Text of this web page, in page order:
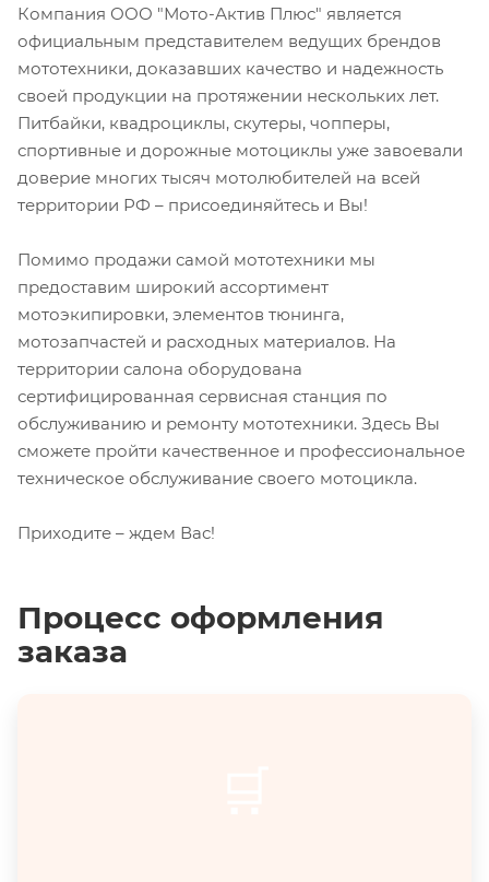
Компания ООО "Мото-Актив Плюс" является
официальным представителем ведущих брендов
мототехники, доказавших качество и надежность
своей продукции на протяжении нескольких лет.
Питбайки, квадроциклы, скутеры, чопперы,
спортивные и дорожные мотоциклы уже завоевали
доверие многих тысяч мотолюбителей на всей
территории РФ – присоединяйтесь и Вы!
Помимо продажи самой мототехники мы
предоставим широкий ассортимент
мотоэкипировки, элементов тюнинга,
мотозапчастей и расходных материалов. На
территории салона оборудована
сертифицированная сервисная станция по
обслуживанию и ремонту мототехники. Здесь Вы
сможете пройти качественное и профессиональное
техническое обслуживание своего мотоцикла.
Приходите – ждем Вас!
Процесс оформления
заказа